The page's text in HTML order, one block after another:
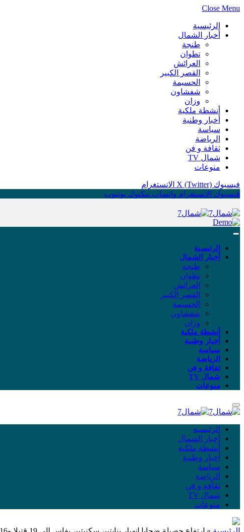
Close Menu
الرئيسية
أخبار الشمال
طنجة
تطوان
العرائش
القصر الكبير
الحسيمة
شفشاون
وزان
أنشطة ملكية
أخبار وطنية
سياسة
الرياضة
ثقافة و فن
شمال TV
منوعات
فيسبوك X (Twitter) الانستغرام
فيسبوك الانستغرام واتساب تيكتوك يوتيوب
الرئيسية
أخبار الشمال
طنجة
تطوان
العرائش
القصر الكبير
الحسيمة
شفشاون
وزان
أنشطة ملكية
أخبار وطنية
سياسة
الرياضة
ثقافة و فن
شمال TV
منوعات
الرئيسية
أخبار الشمال
أنشطة ملكية
أخبار وطنية
سياسة
الرياضة
ثقافة و فن
شمال TV
منوعات